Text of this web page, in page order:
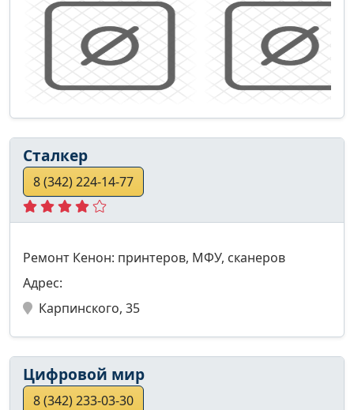
Сталкер
8 (342) 224-14-77
Ремонт Кенон: принтеров, МФУ, сканеров
Адрес:
Карпинского, 35
Цифровой мир
8 (342) 233-03-30